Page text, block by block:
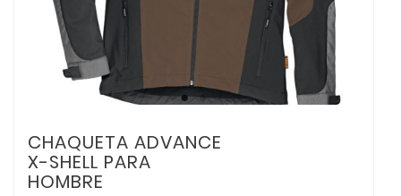
CHAQUETA ADVANCE
X-SHELL PARA
HOMBRE